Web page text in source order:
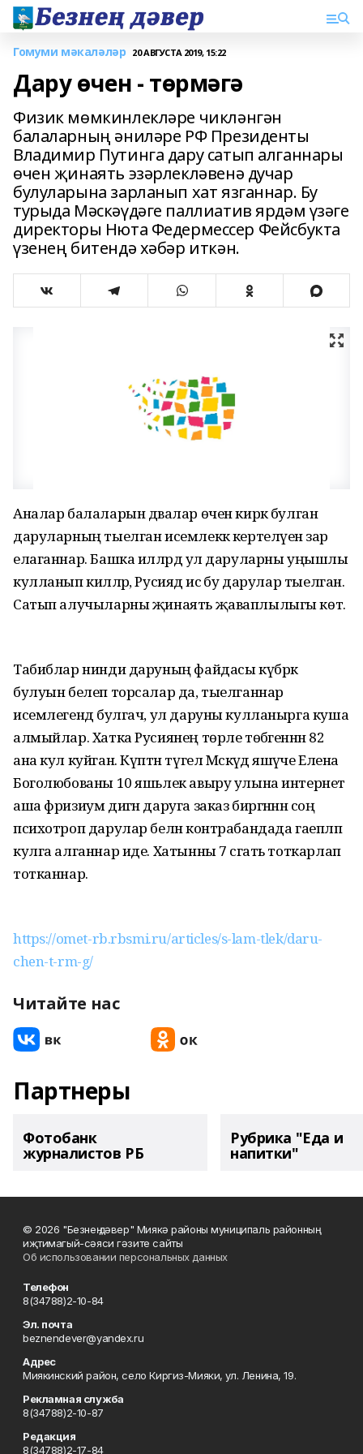
Гомуми мәкаләләр 20 АВГУСТА 2019, 15:22
Дару өчен - төрмәгә
Физик мөмкинлекләре чикләнгән
балаларның әниләре РФ Президенты
Владимир Путинга дару сатып алганнары
өчен җинаять эзәрлекләвенә дучар
булуларына зарланып хат язганнар. Бу
турыда Мәскәүдәге паллиатив ярдәм үзәге
директоры Нюта Федермессер Фейсбукта
үзенең битендә хәбәр иткән.
Аналар балаларын дәвалар өчен кирәк булган
даруларның тыелган исемлеккә кертелүенә зар
елаганнар. Башка илләрдә ул даруларны уңышлы
кулланып киләләр, Русиядә исә бу дарулар тыелган.
Сатып алучыларны җинаять җаваплылыгы көтә.
Табиблар нинди даруның файдасы күбрәк
булуын белеп торсалар да, тыелганнар
исемлегендә булгач, ул даруны кулланырга куша
алмыйлар. Хатка Русиянең төрле төбәгеннән 82
ана кул куйган. Күптән түгел Мәскәүдә яшәүче Елена
Боголюбованы 10 яшьлек авыру улына интернет
аша фризиум дигән даруга заказ биргәннән соң
психотроп дарулар белән контрабандада гаепләп
кулга алганнар иде. Хатынны 7 сәгать тоткарлап
тотканнар.
https://omet-rb.rbsmi.ru/articles/s-lam-tlek/daru-
chen-t-rm-g/
Читайте нас
Партнеры
Фотобанк
журналистов РБ
Рубрика "Еда и
напитки"
© 2026 "Безнең дәвер" Миякә районы муниципаль районның
иҗтимагый-сәяси гәзите сайты
Об использовании персональных данных
Телефон
8(34788)2-10-84
Эл. почта
beznendever@yandex.ru
Адрес
Миякинский район, село Киргиз-Мияки, ул. Ленина, 19.
Рекламная служба
8(34788)2-10-87
Редакция
8(34788)2-17-84